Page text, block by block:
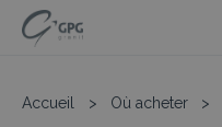
Accueil > Où acheter >